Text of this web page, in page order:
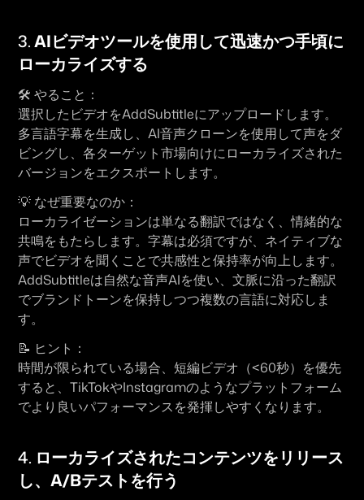
3. AIビデオツールを使用して迅速かつ手頃に
ローカライズする
🛠 やること：
選択したビデオをAddSubtitleにアップロードします。
多言語字幕を生成し、AI音声クローンを使用して声をダ
ビングし、各ターゲット市場向けにローカライズされた
バージョンをエクスポートします。
💡 なぜ重要なのか：
ローカライゼーションは単なる翻訳ではなく、情緒的な
共鳴をもたらします。字幕は必須ですが、ネイティブな
声でビデオを聞くことで共感性と保持率が向上します。
AddSubtitleは自然な音声AIを使い、文脈に沿った翻訳
でブランドトーンを保持しつつ複数の言語に対応しま
す。
📝 ヒント：
時間が限られている場合、短編ビデオ（<60秒）を優先
すると、TikTokやInstagramのようなプラットフォーム
でより良いパフォーマンスを発揮しやすくなります。
4. ローカライズされたコンテンツをリリース
し、A/Bテストを行う